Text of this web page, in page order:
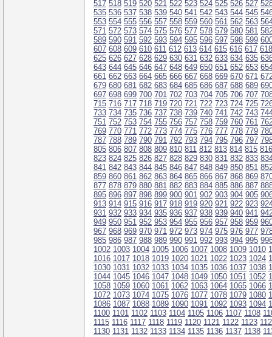
517 518 519 520 521 522 523 524 525 526 527
535 536 537 538 539 540 541 542 543 544 545
553 554 555 556 557 558 559 560 561 562 563
571 572 573 574 575 576 577 578 579 580 581
589 590 591 592 593 594 595 596 597 598 599
607 608 609 610 611 612 613 614 615 616 617 618
625 626 627 628 629 630 631 632 633 634 635
643 644 645 646 647 648 649 650 651 652 653
661 662 663 664 665 666 667 668 669 670 671
679 680 681 682 683 684 685 686 687 688 689
697 698 699 700 701 702 703 704 705 706 707
715 716 717 718 719 720 721 722 723 724 725
733 734 735 736 737 738 739 740 741 742 743
751 752 753 754 755 756 757 758 759 760 761
769 770 771 772 773 774 775 776 777 778 779
787 788 789 790 791 792 793 794 795 796 797
805 806 807 808 809 810 811 812 813 814 815 816
823 824 825 826 827 828 829 830 831 832 833
841 842 843 844 845 846 847 848 849 850 851
859 860 861 862 863 864 865 866 867 868 869
877 878 879 880 881 882 883 884 885 886 887
895 896 897 898 899 900 901 902 903 904 905
913 914 915 916 917 918 919 920 921 922 923
931 932 933 934 935 936 937 938 939 940 941
949 950 951 952 953 954 955 956 957 958 959
967 968 969 970 971 972 973 974 975 976 977
985 986 987 988 989 990 991 992 993 994 995
1002 1003 1004 1005 1006 1007 1008 1009 1010
1016 1017 1018 1019 1020 1021 1022 1023 1024
1030 1031 1032 1033 1034 1035 1036 1037 1038
1044 1045 1046 1047 1048 1049 1050 1051 1052
1058 1059 1060 1061 1062 1063 1064 1065 1066
1072 1073 1074 1075 1076 1077 1078 1079 1080
1086 1087 1088 1089 1090 1091 1092 1093 1094
1100 1101 1102 1103 1104 1105 1106 1107 1108
1115 1116 1117 1118 1119 1120 1121 1122 1123
1130 1131 1132 1133 1134 1135 1136 1137 1138